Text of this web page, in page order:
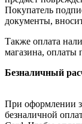
Покупатель
документы,
Также оплата
магазина, оплаты
Безналичный
При оформлении
безналичной